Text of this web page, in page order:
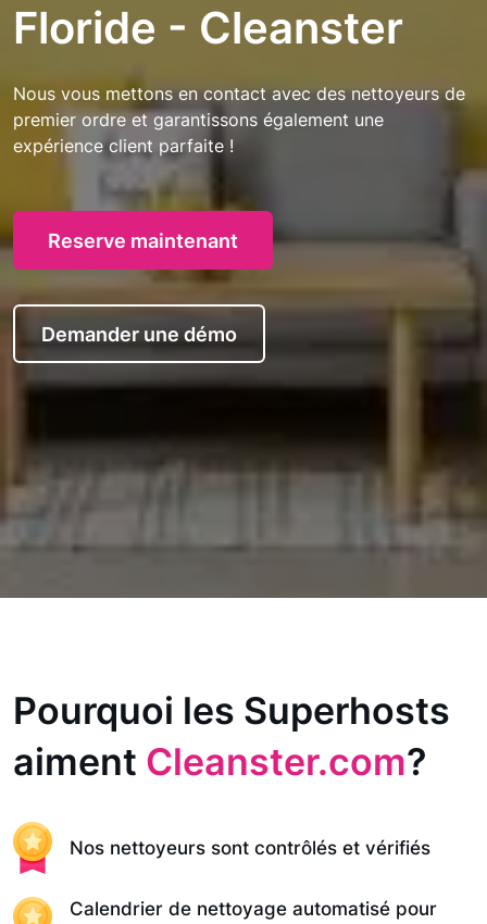
Floride - Cleanster
Nous vous mettons en contact avec des nettoyeurs de
premier ordre et garantissons également une
expérience client parfaite !
Reserve maintenant
Demander une démo
Pourquoi les Superhosts
aiment Cleanster.com?
Nos nettoyeurs sont contrôlés et vérifiés
Calendrier de nettoyage automatisé pour